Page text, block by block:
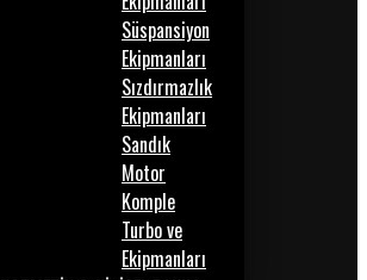
Süspansiyon
Ekipmanları
Sızdırmazlık
Ekipmanları
Sandık
Motor
Komple
Turbo ve
Ekipmanları